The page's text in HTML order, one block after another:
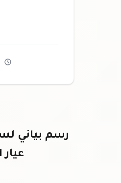
عيار 21 في الصومال